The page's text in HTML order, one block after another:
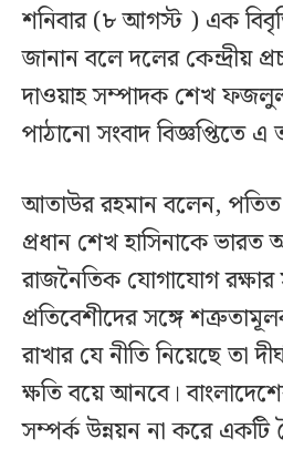
শনিবার (৮ আগস্ট ) এক
জানান বলে দলের কেন্দ্রীয়
দাওয়াহ সম্পাদক শেখ
পাঠানো সংবাদ বিজ্ঞপ্তিতে
আতাউর রহমান বলেন,
প্রধান শেখ হাসিনাকে ভারত
রাজনৈতিক যোগাযোগ
প্রতিবেশীদের সঙ্গে
রাখার যে নীতি নিয়েছে তা
ক্ষতি বয়ে আনবে।
সম্পর্ক উন্নয়ন না করে একটি